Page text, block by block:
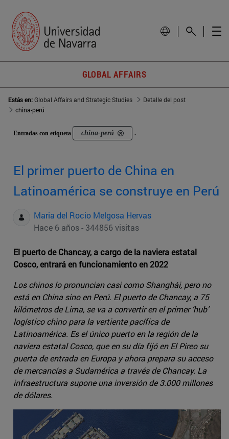
GLOBAL AFFAIRS
Estás en:Global Affairs and Strategic Studies
Detalle del post
china-perú
Entradas con etiqueta china-perú .
El primer puerto de China en
Latinoamérica se construye en Perú
Maria del Rocio Melgosa Hervas
Hace 6 años - 344856 visitas
El puerto de Chancay, a cargo de la naviera estatal
Cosco, entrará en funcionamiento en 2022
Los chinos lo pronuncian casi como Shanghái, pero no
está en China sino en Perú. El puerto de Chancay, a 75
kilómetros de Lima, se va a convertir en el primer ‘hub’
logístico chino para la vertiente pacífica de
Latinoamérica. Es el único puerto en la región de la
naviera estatal Cosco, que en su día fijó en El Pireo su
puerta de entrada en Europa y ahora prepara su acceso
de mercancías a Sudamérica a través de Chancay. La
infraestructura supone una inversión de 3.000 millones
de dólares.